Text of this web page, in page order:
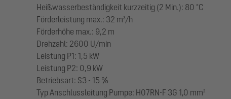
Heißwasserbeständigkeit kurzzeitig (2 Min.): 80 °C
Förderleistung max.: 32 m³/h
Förderhöhe max.: 9,2 m
Drehzahl: 2600 U/min
Leistung P1: 1,5 kW
Leistung P2: 0,9 kW
Betriebsart: S3 - 15 %
Typ Anschlussleitung Pumpe: H07RN-F 3G 1,0 mm²